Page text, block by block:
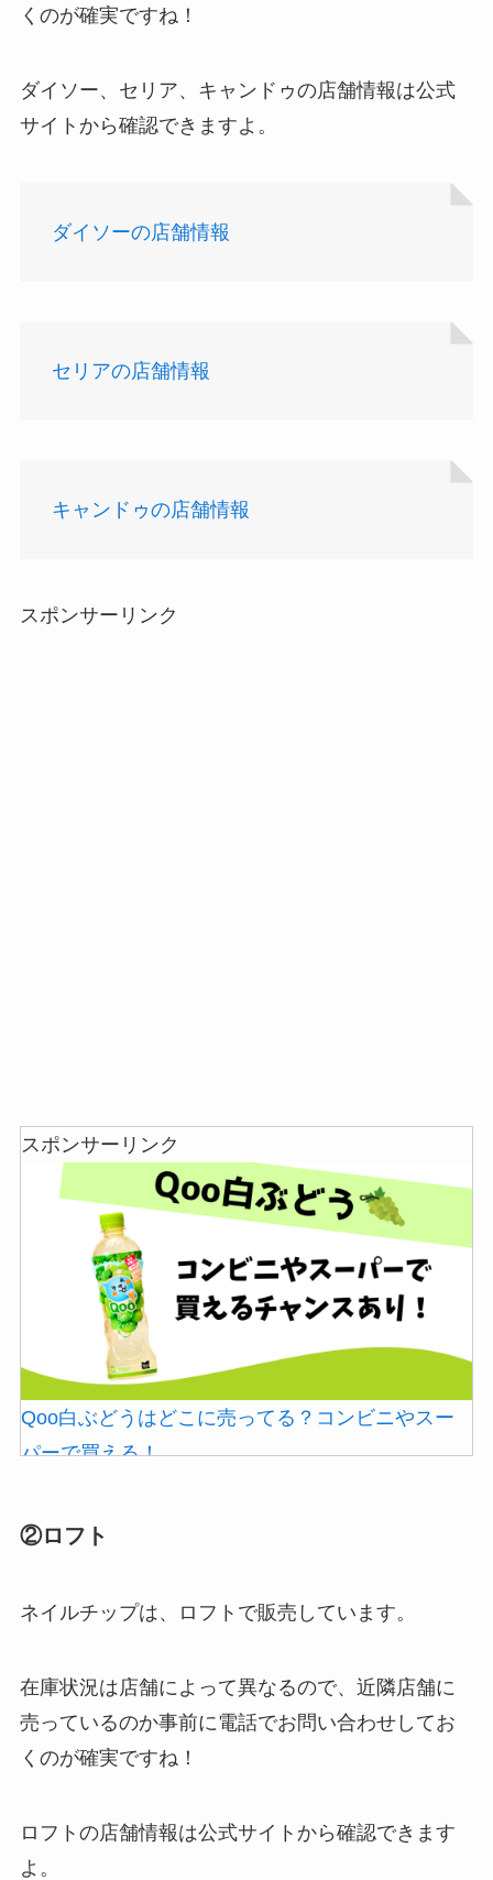
くのが確実ですね！
ダイソー、セリア、キャンドゥの店舗情報は公式
サイトから確認できますよ。
ダイソーの店舗情報
セリアの店舗情報
キャンドゥの店舗情報
スポンサーリンク
スポンサーリンク
Qoo白ぶどうはどこに売ってる？コンビニやスー
パーで買える！
ストレッチポールはどこで買える？取扱店は100均
やニトリ？
②ロフト
ネイルチップは、ロフトで販売しています。
在庫状況は店舗によって異なるので、近隣店舗に
売っているのか事前に電話でお問い合わせしてお
くのが確実ですね！
ロフトの店舗情報は公式サイトから確認できます
よ。